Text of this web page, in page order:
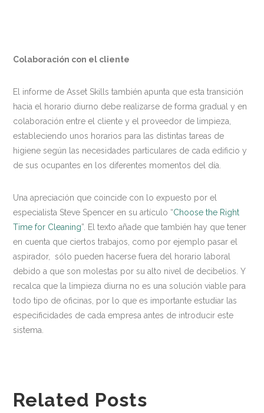
Colaboración con el cliente
El informe de Asset Skills también apunta que esta transición
hacia el horario diurno debe realizarse de forma gradual y en
colaboración entre el cliente y el proveedor de limpieza,
estableciendo unos horarios para las distintas tareas de
higiene según las necesidades particulares de cada edificio y
de sus ocupantes en los diferentes momentos del día.
Una apreciación que coincide con lo expuesto por el
especialista Steve Spencer en su artículo “Choose the Right
Time for Cleaning”. El texto añade que también hay que tener
en cuenta que ciertos trabajos, como por ejemplo pasar el
aspirador, sólo pueden hacerse fuera del horario laboral
debido a que son molestas por su alto nivel de decibelios. Y
recalca que la limpieza diurna no es una solución viable para
todo tipo de oficinas, por lo que es importante estudiar las
especificidades de cada empresa antes de introducir este
sistema.
Related Posts